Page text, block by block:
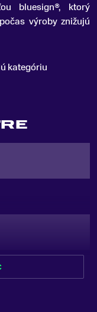
bluesign®, ktorý
výroby znižujú
kategóriu